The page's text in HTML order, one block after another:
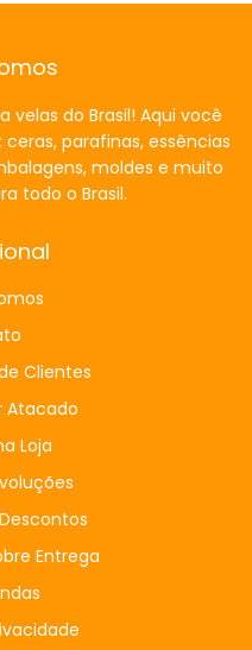
velas do Brasil! Aqui você
parafinas, essências
moldes e muito
todo o Brasil.
Clientes
Atacado
Loja
Entrega